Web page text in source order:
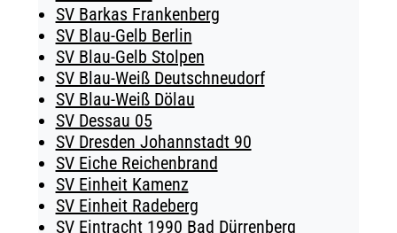
SV Barkas Frankenberg
SV Blau-Gelb Berlin
SV Blau-Gelb Stolpen
SV Blau-Weiß Deutschneudorf
SV Blau-Weiß Dölau
SV Dessau 05
SV Dresden Johannstadt 90
SV Eiche Reichenbrand
SV Einheit Kamenz
SV Einheit Radeberg
SV Eintracht 1990 Bad Dürrenberg